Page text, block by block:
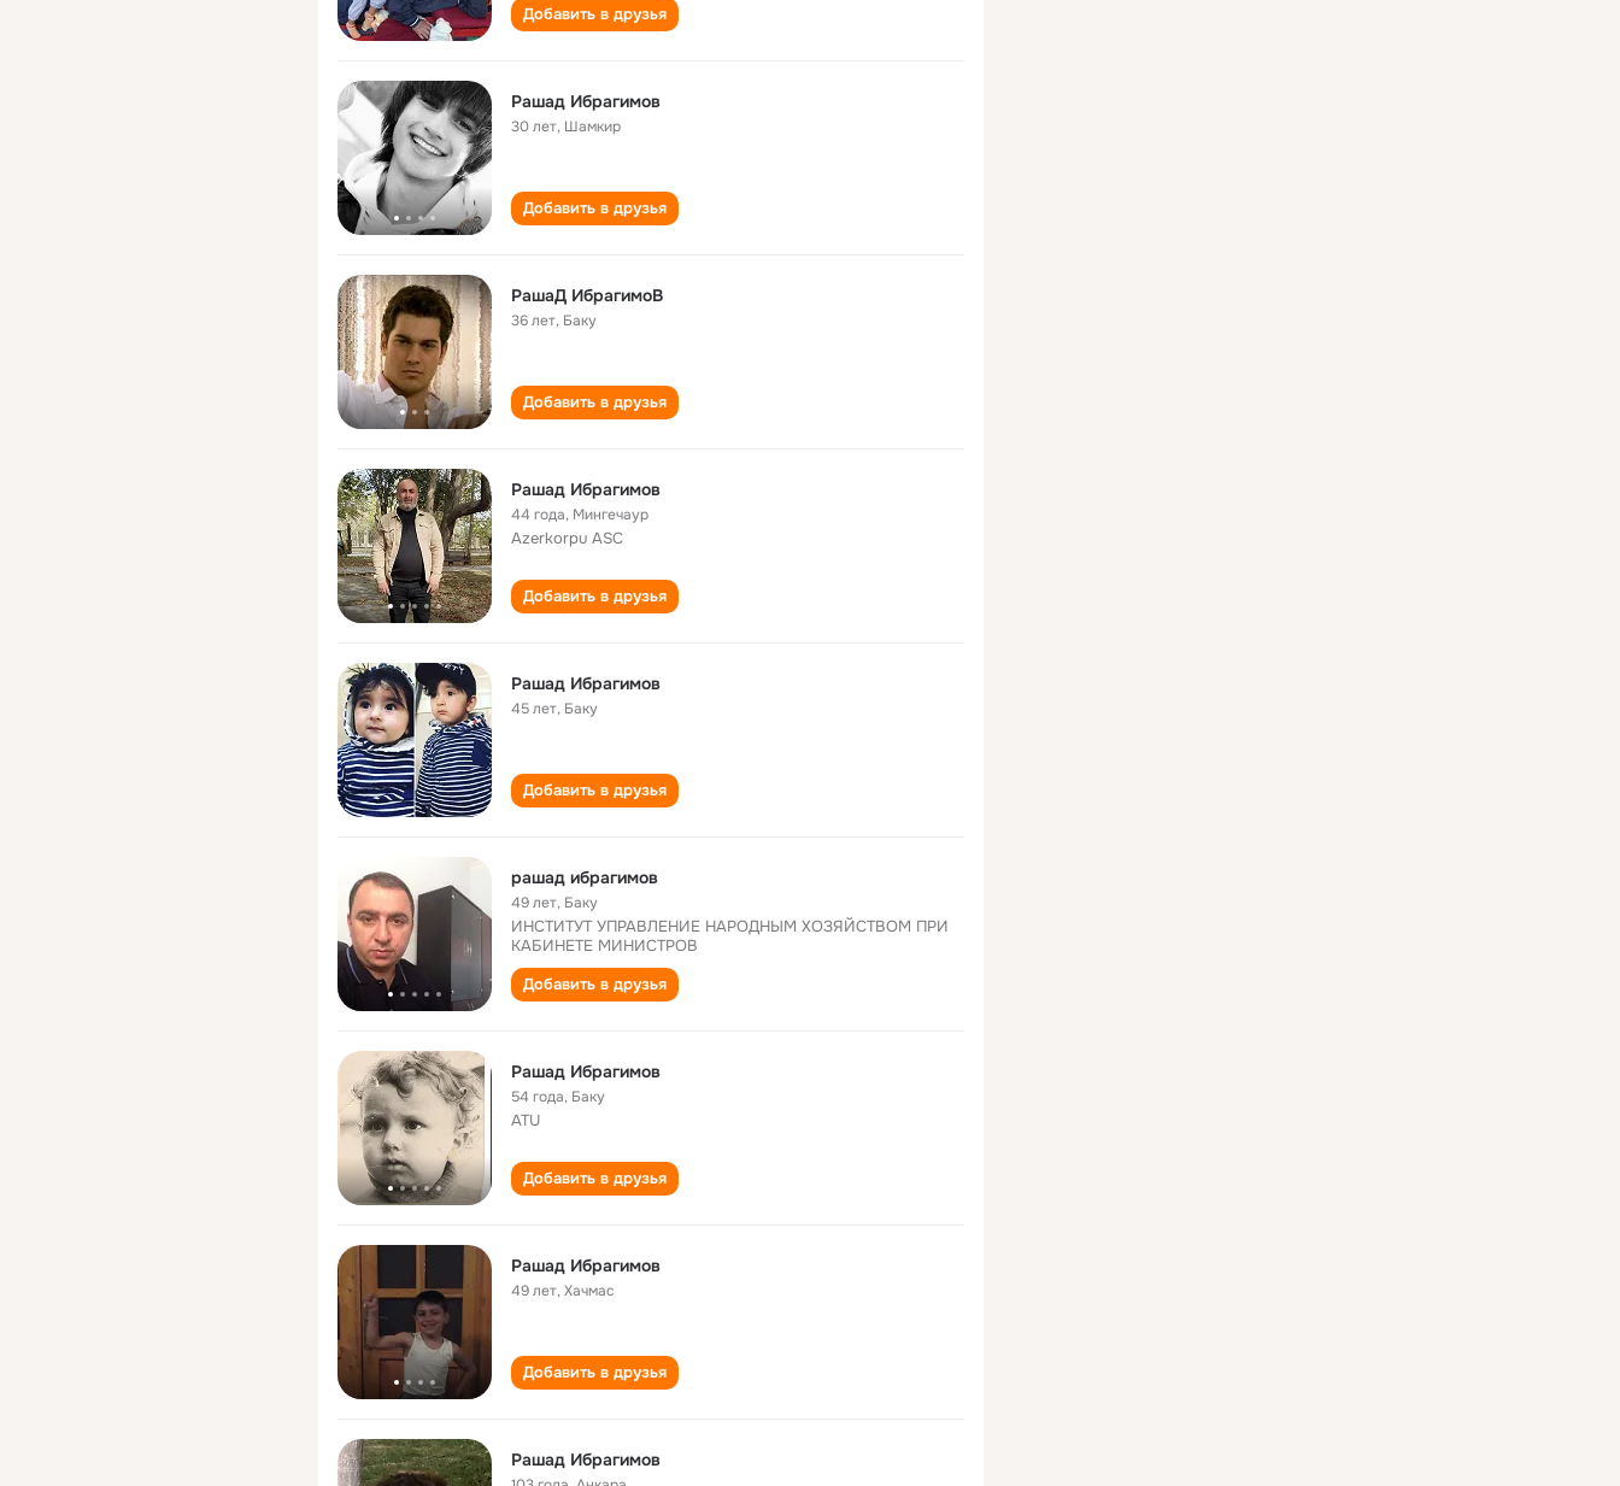
Добавить в друзья
Рашад Ибрагимов
30 лет, Шамкир
Добавить в друзья
РашаД ИбрагимоВ
36 лет, Баку
Добавить в друзья
Рашад Ибрагимов
44 года, Мингечаур
Azerkorpu ASC
Добавить в друзья
Рашад Ибрагимов
45 лет, Баку
Добавить в друзья
рашад ибрагимов
49 лет, Баку
ИНСТИТУТ УПРАВЛЕНИЕ НАРОДНЫМ ХОЗЯЙСТВОМ ПРИ
КАБИНЕТЕ МИНИСТРОВ
Добавить в друзья
Рашад Ибрагимов
54 года, Баку
ATU
Добавить в друзья
Рашад Ибрагимов
49 лет,Хачмас
Добавить в друзья
Рашад Ибрагимов